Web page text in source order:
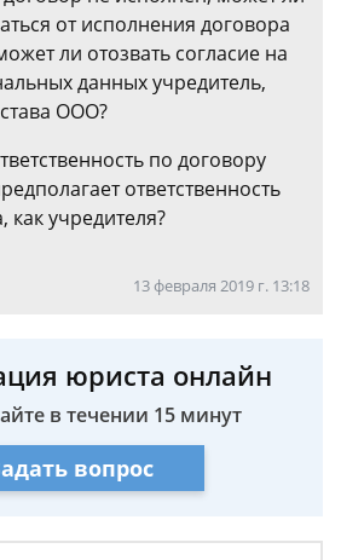
от исполнения договора
ли отозвать согласие на
данных учредитель,
ООО?
по договору
ответственность
как учредителя?
13 февраля 2019 г. 13:18
юриста онлайн
в течении 15 минут
вопрос